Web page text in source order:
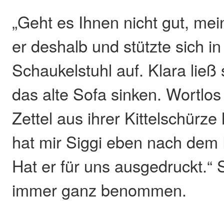
„Geht es Ihnen nicht gut,
er deshalb und stützte sich
Schaukelstuhl auf. Klara ließ
das alte Sofa sinken.
Zettel aus ihrer Kittelschürze
hat mir Siggi eben nach
Hat er für uns ausgedruckt.“
immer ganz benommen.